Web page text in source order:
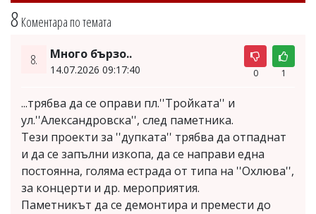
8 Коментара по темата
8. Много бързо..
14.07.2026 09:17:40 0 1
...трябва да се оправи пл.''Тройката'' и
ул.''Александровска'', след паметника.
Тези проекти за ''дупката'' трябва да отпаднат
и да се запълни изкопа, да се направи една
постоянна, голяма естрада от типа на ''Охлюва'',
за концерти и др. мероприятия.
Паметникът да се демонтира и премести до